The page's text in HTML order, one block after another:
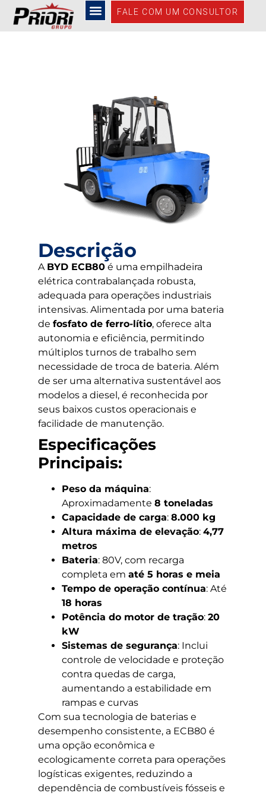
FALE COM UM CONSULTOR
Descrição
A BYD ECB80 é uma empilhadeira
elétrica contrabalançada robusta,
adequada para operações industriais
intensivas. Alimentada por uma bateria
de fosfato de ferro-lítio, oferece alta
autonomia e eficiência, permitindo
múltiplos turnos de trabalho sem
necessidade de troca de bateria. Além
de ser uma alternativa sustentável aos
modelos a diesel, é reconhecida por
seus baixos custos operacionais e
facilidade de manutenção.
Especificações
Principais:
Peso da máquina:
Aproximadamente 8 toneladas
Capacidade de carga: 8.000 kg
Altura máxima de elevação: 4,77
metros
Bateria: 80V, com recarga
completa em até 5 horas e meia
Tempo de operação contínua: Até
18 horas
Potência do motor de tração: 20
kW
Sistemas de segurança: Inclui
controle de velocidade e proteção
contra quedas de carga,
aumentando a estabilidade em
rampas e curvas
Com sua tecnologia de baterias e
desempenho consistente, a ECB80 é
uma opção econômica e
ecologicamente correta para operações
logísticas exigentes, reduzindo a
dependência de combustíveis fósseis e